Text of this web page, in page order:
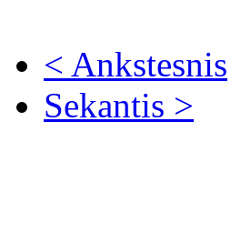
< Ankstesnis
Sekantis >